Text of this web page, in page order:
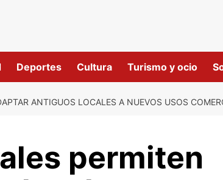
Deportes Cultura Turismo y ocio
ANTIGUOS LOCALES A NUEVOS USOS
permiten